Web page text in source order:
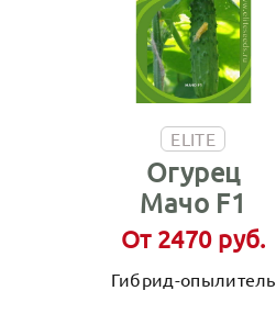
ELITE
Огурец
Мачо F1
От 2470 руб.
Гибрид-опылитель